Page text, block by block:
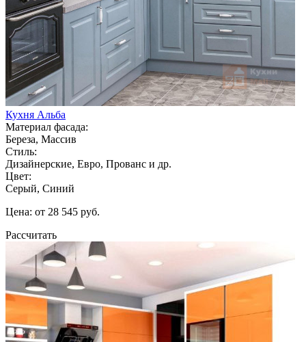
Кухня Альба
Материал фасада:
Береза, Массив
Стиль:
Дизайнерские, Евро, Прованс и др.
Цвет:
Серый, Синий
Цена: от 28 545 руб.
Рассчитать